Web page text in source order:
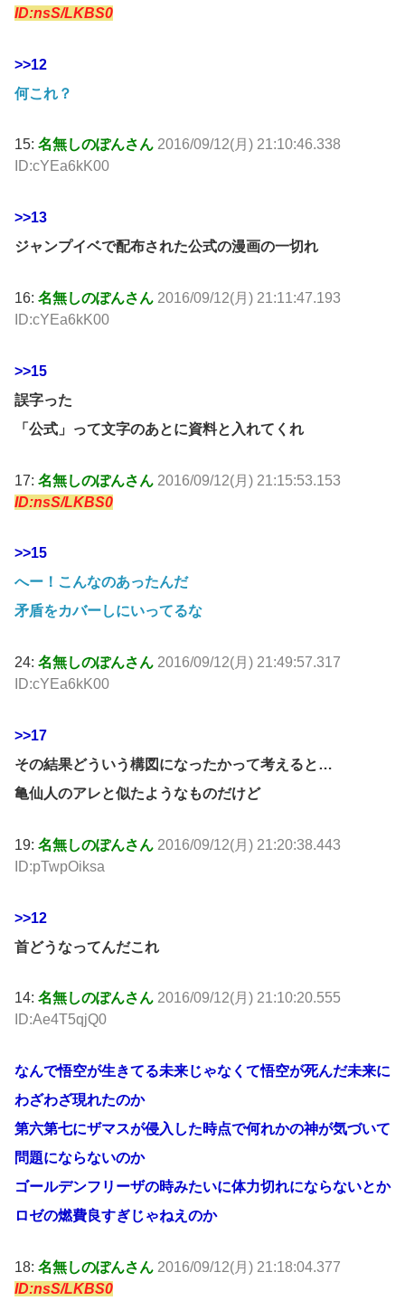
ID:nsS/LKBS0
>>12
何これ？
15: 名無しのぽんさん 2016/09/12(月) 21:10:46.338
ID:cYEa6kK00
>>13
ジャンプイベで配布された公式の漫画の一切れ
16: 名無しのぽんさん 2016/09/12(月) 21:11:47.193
ID:cYEa6kK00
>>15
誤字った
「公式」って文字のあとに資料と入れてくれ
17: 名無しのぽんさん 2016/09/12(月) 21:15:53.153
ID:nsS/LKBS0
>>15
へー！こんなのあったんだ
矛盾をカバーしにいってるな
24: 名無しのぽんさん 2016/09/12(月) 21:49:57.317
ID:cYEa6kK00
>>17
その結果どういう構図になったかって考えると…
亀仙人のアレと似たようなものだけど
19: 名無しのぽんさん 2016/09/12(月) 21:20:38.443
ID:pTwpOiksa
>>12
首どうなってんだこれ
14: 名無しのぽんさん 2016/09/12(月) 21:10:20.555
ID:Ae4T5qjQ0
なんで悟空が生きてる未来じゃなくて悟空が死んだ未来に
わざわざ現れたのか
第六第七にザマスが侵入した時点で何れかの神が気づいて
問題にならないのか
ゴールデンフリーザの時みたいに体力切れにならないとか
ロゼの燃費良すぎじゃねえのか
18: 名無しのぽんさん 2016/09/12(月) 21:18:04.377
ID:nsS/LKBS0